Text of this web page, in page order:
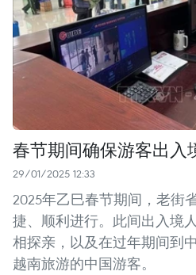
春节期间确保游客出入
29/01/2025 12:33
2025年乙巳春节期间，老街
捷、顺利进行。此间出入境
相探亲，以及在过年期间到
越南旅游的中国游客。